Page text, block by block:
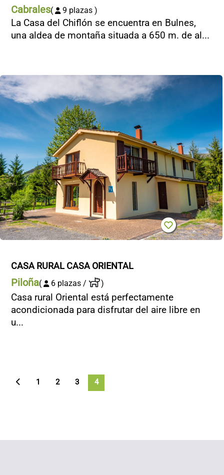
Cabrales( 9 plazas )
La Casa del Chiflón se encuentra en Bulnes,
una aldea de montaña situada a 650 m. de al...
CASA RURAL CASA ORIENTAL
Piloña( 6 plazas / )
Casa rural Oriental está perfectamente
acondicionada para disfrutar del aire libre en
u...
1 2 3 4